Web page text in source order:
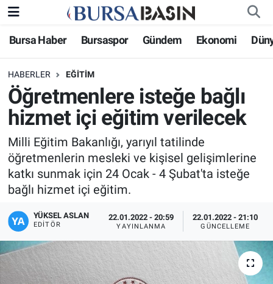
Bursa Haber Bursaspor Gündem Ekonomi
HABERLER EĞITIM
Öğretmenlere isteğe bağlı
hizmet içi eğitim verilecek
Milli Eğitim Bakanlığı, yarıyıl tatilinde
öğretmenlerin mesleki ve kişisel gelişimlerine
katkı sunmak için 24 Ocak - 4 Şubat'ta isteğe
bağlı hizmet içi eğitim.
YÜKSEL ASLAN
EDITÖR
22.01.2022 - 20:59
YAYINLANMA
22.01.2022 - 21:10
GÜNCELLEME
Bursa Haber
Genel
Politika
Bilim, Teknoloji
KÜLTÜR-SANAT
Gündem
Bursa Nöbetçi Eczaneler
Bursa Hava Durumu
Bursa Namaz Vakitleri
Bursa Trafik Yoğunluk Haritası
Süper Lig Puan Durumu ve Fikstür
Haber Arşivi